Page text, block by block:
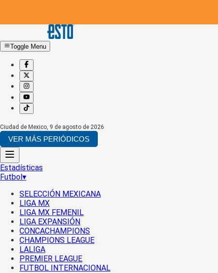
Toggle Menu
Ciudad de Mexico, 9 de agosto de 2026
VER MÁS PERIÓDICOS
Estadísticas
Futbol▾
SELECCIÓN MEXICANA
LIGA MX
LIGA MX FEMENIL
LIGA EXPANSIÓN
CONCACHAMPIONS
CHAMPIONS LEAGUE
LALIGA
PREMIER LEAGUE
FUTBOL INTERNACIONAL